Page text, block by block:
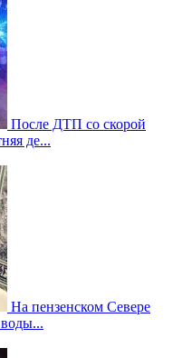
После ДТП со скорой
де...
На пензенском Севере